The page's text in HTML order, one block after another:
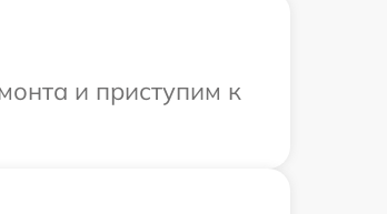
и приступим к